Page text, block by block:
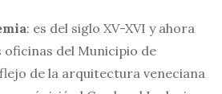
: es del siglo XV-XVI y ahora
oficinas del Municipio de
de la arquitectura veneciana